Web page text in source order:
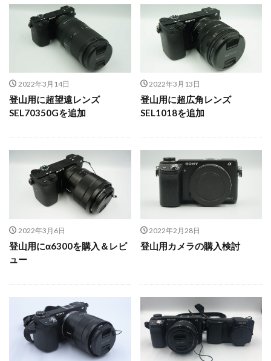
2022年3月14日
登山用に超望遠レンズ
SEL70350Gを追加
2022年3月13日
登山用に超広角レンズ
SEL1018を追加
2022年3月6日
登山用にα6300を購入＆レビ
ュー
2022年2月28日
登山用カメラの購入検討